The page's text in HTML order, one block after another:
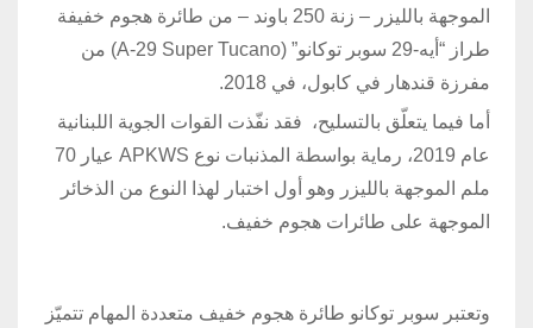
الموجهة بالليزر – زنة 250 باوند – من طائرة هجوم خفيفة
طراز “أيه-29 سوبر توكانو” (A-29 Super Tucano) من
مفرزة قندهار في كابول، في 2018.
أما فيما يتعلّق بالتسليح، فقد نفّذت القوات الجوية اللبنانية
عام 2019، رماية بواسطة المذنبات نوع APKWS عيار 70
ملم الموجهة بالليزر وهو أول اختبار لهذا النوع من الذخائر
الموجهة على طائرات هجوم خفيف.
وتعتبر سوبر توكانو طائرة هجوم خفيف متعددة المهام تتميّز